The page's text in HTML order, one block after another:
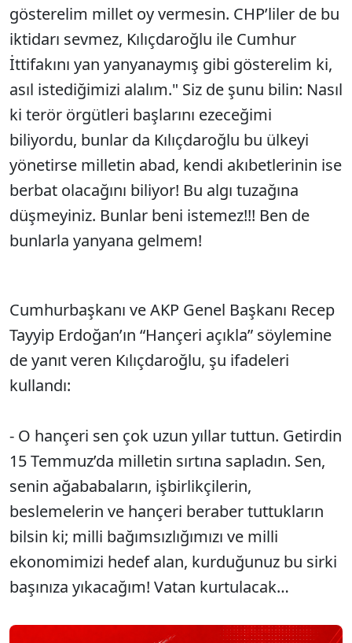
gösterelim millet oy vermesin. CHP’liler de bu
iktidarı sevmez, Kılıçdaroğlu ile Cumhur
İttifakını yan yanyanaymış gibi gösterelim ki,
asıl istediğimizi alalım." Siz de şunu bilin: Nasıl
ki terör örgütleri başlarını ezeceğimi
biliyordu, bunlar da Kılıçdaroğlu bu ülkeyi
yönetirse milletin abad, kendi akıbetlerinin ise
berbat olacağını biliyor! Bu algı tuzağına
düşmeyiniz. Bunlar beni istemez!!! Ben de
bunlarla yanyana gelmem!
Cumhurbaşkanı ve AKP Genel Başkanı Recep
Tayyip Erdoğan’ın “Hançeri açıkla” söylemine
de yanıt veren Kılıçdaroğlu, şu ifadeleri
kullandı:
- O hançeri sen çok uzun yıllar tuttun. Getirdin
15 Temmuz’da milletin sırtına sapladın. Sen,
senin ağababaların, işbirlikçilerin,
beslemelerin ve hançeri beraber tuttukların
bilsin ki; milli bağımsızlığımızı ve milli
ekonomimizi hedef alan, kurduğunuz bu sirki
başınıza yıkacağım! Vatan kurtulacak…